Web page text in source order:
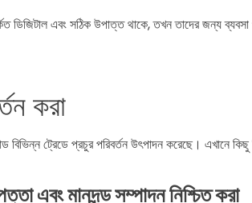
ডিজিটাল এবং সঠিক উপাত্ত থাকে, তখন তাদের জন্য ব্যবসা
করা
ট্রেডে প্রচুর পরিবর্তন উৎপাদন করেছে। এখানে
এবং মানদন্ড সম্পাদন নিশ্চিত করা